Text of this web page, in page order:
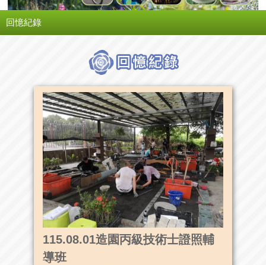
回憶紀錄
115.08.01造園丙級技術士證照輔
導班